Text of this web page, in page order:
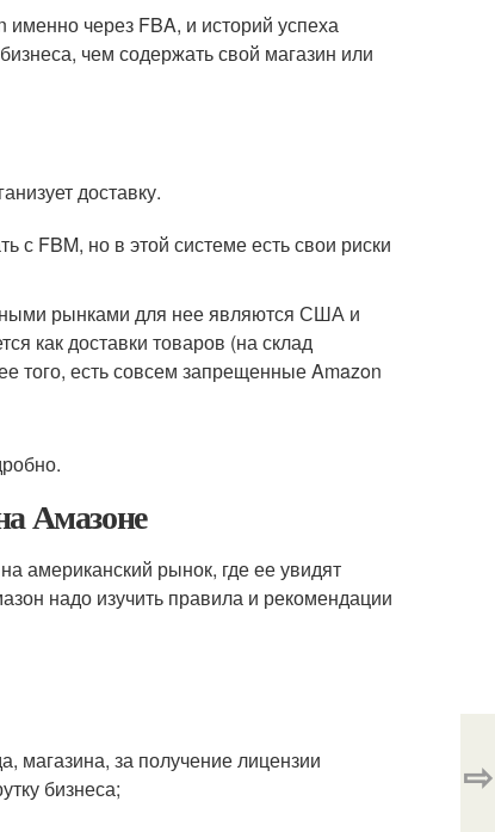
через FBA, и историй успеха
чем содержать свой магазин или
доставку.
с FBM, но в этой системе есть свои риски
рынками для нее являются США и
как доставки товаров (на склад
того, есть совсем запрещенные Amazon
Амазоне
американский рынок, где ее увидят
надо изучить правила и рекомендации
магазина, за получение лицензии
бизнеса;
⇨